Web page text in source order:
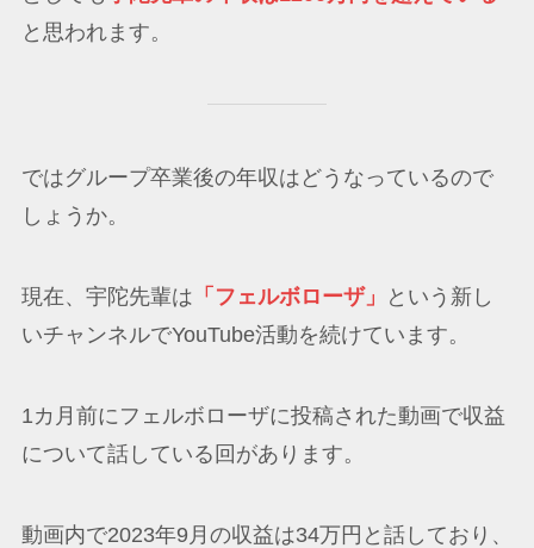
と思われます。
ではグループ卒業後の年収はどうなっているので
しょうか。
現在、宇陀先輩は 「フェルボローザ」
という新し
いチャンネルでYouTube活動を続けています。
1カ月前にフェルボローザに投稿された動画で収益
について話している回があります。
動画内で2023年9月の収益は34万円と話しており、